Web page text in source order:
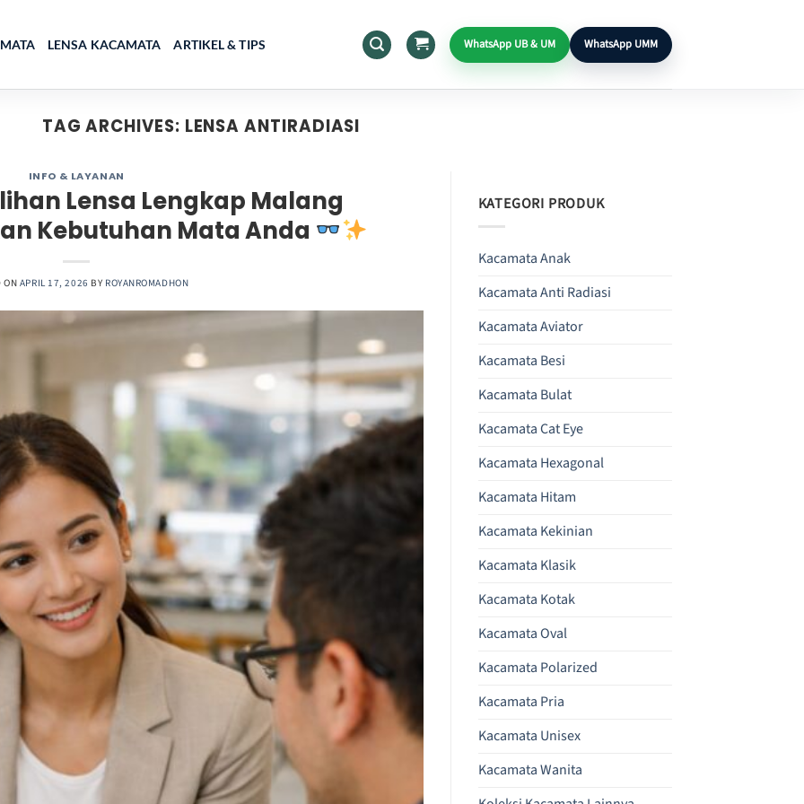
LENSA KACAMATA ARTIKEL & TIPS WhatsApp UB & UM WhatsApp UMM
TAG ARCHIVES: LENSA ANTIRADIASI
INFO & LAYANAN
Lensa Lengkap Malang
Kebutuhan Mata Anda
ON APRIL 17, 2026 BY ROYANROMADHON
KATEGORI PRODUK
Kacamata Anak
Kacamata Anti Radiasi
Kacamata Aviator
Kacamata Besi
Kacamata Bulat
Kacamata Cat Eye
Kacamata Hexagonal
Kacamata Hitam
Kacamata Kekinian
Kacamata Klasik
Kacamata Kotak
Kacamata Oval
Kacamata Polarized
Kacamata Pria
Kacamata Unisex
Kacamata Wanita